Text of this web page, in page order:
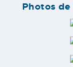
Photos de